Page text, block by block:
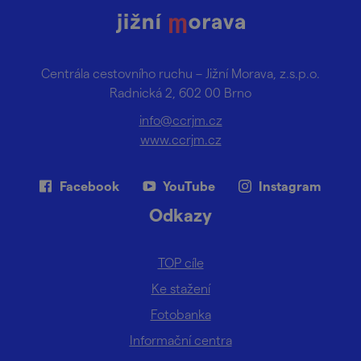
Centrála cestovního ruchu – Jižní Morava, z.s.p.o.
Radnická 2, 602 00 Brno
info@ccrjm.cz
www.ccrjm.cz
Facebook YouTube Instagram
Odkazy
TOP cíle
Ke stažení
Fotobanka
Informační centra